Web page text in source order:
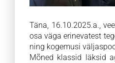
Täna, 16.10.2025.a.,
osa väga erinevatest
ning kogemusi
Mõned klassid läksid